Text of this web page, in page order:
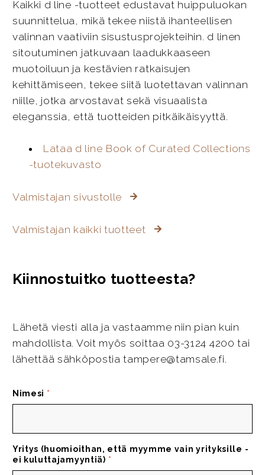
Kaikki d line -tuotteet edustavat huippuluokan
suunnittelua, mikä tekee niistä ihanteellisen
valinnan vaativiin sisustusprojekteihin. d linen
sitoutuminen jatkuvaan laadukkaaseen
muotoiluun ja kestävien ratkaisujen
kehittämiseen, tekee siitä luotettavan valinnan
niille, jotka arvostavat sekä visuaalista
eleganssia, että tuotteiden pitkäikäisyyttä.
Lataa d line Book of Curated Collections
-tuotekuvasto
Valmistajan sivustolle
Valmistajan kaikki tuotteet
Kiinnostuitko tuotteesta?
Lähetä viesti alla ja vastaamme niin pian kuin
mahdollista. Voit myös soittaa 03-3124 4200 tai
lähettää sähköpostia tampere@tamsale.fi.
Nimesi *
Yritys (huomioithan, että myymme vain yrityksille -
ei kuluttajamyyntiä) *